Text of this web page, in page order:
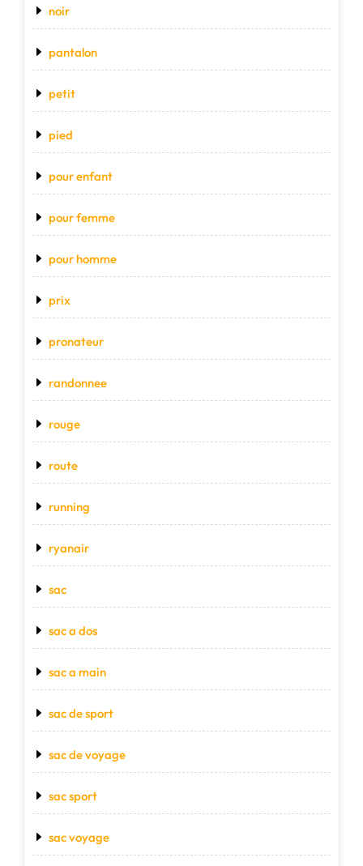
noir
pantalon
petit
pied
pour enfant
pour femme
pour homme
prix
pronateur
randonnee
rouge
route
running
ryanair
sac
sac a dos
sac a main
sac de sport
sac de voyage
sac sport
sac voyage